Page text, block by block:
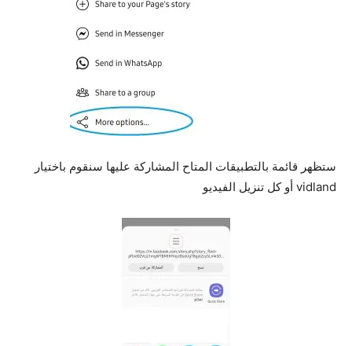
ستظهر قائمة بالتطبيقات المتاح المشاركة عليها سنقوم باختيار
vidland أو كل تنزيل الفيديو